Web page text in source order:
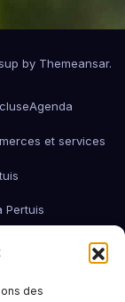
des
by Themeansar.
Agenda
et services
Pertuis